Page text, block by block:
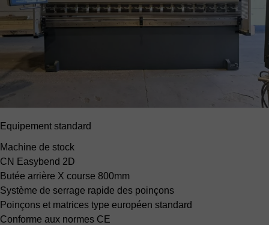
Equipement standard
Machine de stock
CN Easybend 2D
Butée arrière X course 800mm
Système de serrage rapide des poinçons
Poinçons et matrices type européen standard
Conforme aux normes CE